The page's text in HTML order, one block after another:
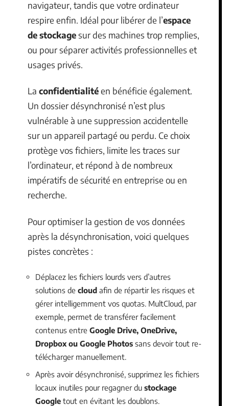
navigateur, tandis que votre ordinateur
respire enfin. Idéal pour libérer de l’espace
de stockagesur des machines trop remplies,
ou pour séparer activités professionnelles et
usages privés.
La confidentialitéen bénéficie également.
Un dossier désynchronisé n’est plus
vulnérable à une suppression accidentelle
sur un appareil partagé ou perdu. Ce choix
protège vos fichiers, limite les traces sur
l’ordinateur, et répond à de nombreux
impératifs de sécurité en entreprise ou en
recherche.
Pour optimiser la gestion de vos données
après la désynchronisation, voici quelques
pistes concrètes :
Déplacez les fichiers lourds vers d’autres
solutions de cloud afin de répartir les risques et
gérer intelligemment vos quotas. MultCloud, par
exemple, permet de transférer facilement
contenus entre Google Drive, OneDrive,
Dropbox ou Google Photos sans devoir tout re-
télécharger manuellement.
Après avoir désynchronisé, supprimez les fichiers
locaux inutiles pour regagner du stockage
Google tout en évitant les doublons.